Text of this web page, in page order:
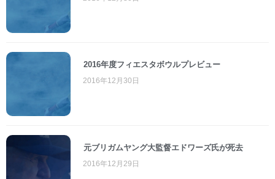
2016年度フィエスタボウルプレビュー
2016年12月30日
元ブリガムヤング大監督エドワーズ氏が死去
2016年12月29日